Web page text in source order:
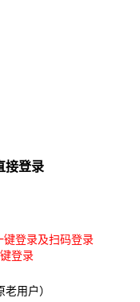
接登录
键登录及扫码登录
登录
用户）